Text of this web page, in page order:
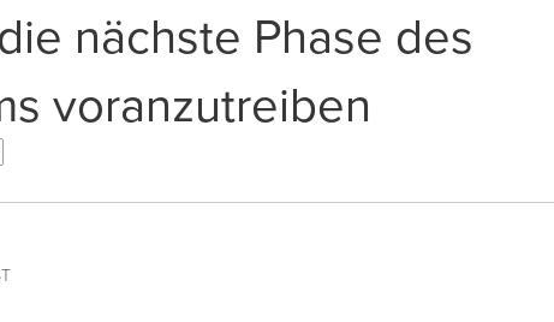
nächste Phase des
voranzutreiben